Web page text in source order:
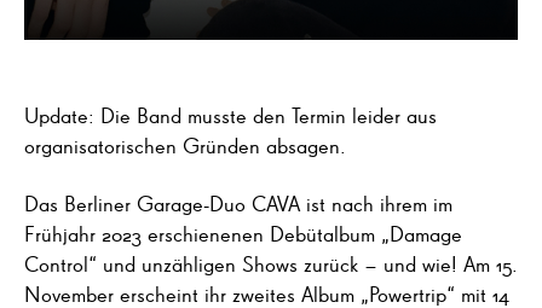
Update: Die Band musste den Termin leider aus
organisatorischen Gründen absagen.
Das Berliner Garage-Duo CAVA ist nach ihrem im
Frühjahr 2023 erschienenen Debütalbum „Damage
Control“ und unzähligen Shows zurück – und wie! Am 15.
November erscheint ihr zweites Album „Powertrip“ mit 14